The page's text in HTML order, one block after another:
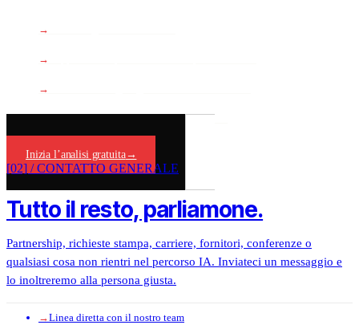
→
→
→
Nessun impegno, nessuna carta di credito
Inizia l’analisi gratuita→
[02] / CONTATTO GENERALE
Tutto il resto, parliamone.
Partnership, richieste stampa, carriere, fornitori, conferenze o
qualsiasi cosa non rientri nel percorso IA. Inviateci un messaggio e
lo inoltreremo alla persona giusta.
→Linea diretta con il nostro team